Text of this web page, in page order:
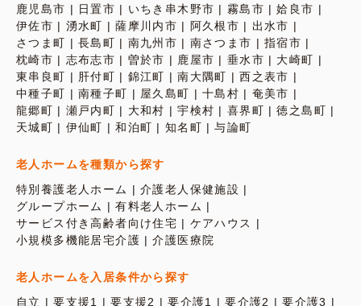
鹿児島市
日置市 いちき串木野市 霧島市
姶良市
伊佐市
湧水町 薩摩川内市 阿久根市
出水市
さつま町
長島町 南九州市 南さつま市
指宿市
枕崎市
志布志市 曽於市 鹿屋市 垂水市
大崎町
東串良町
肝付町 錦江町 南大隅町
西之表市
中種子町
南種子町 屋久島町 十島村
奄美市
龍郷町
瀬戸内町 大和村 宇検村 喜界町
徳之島町
天城町
伊仙町 和泊町 知名町 与論町
老人ホームを種類から探す
特別養護老人ホーム
介護老人保健施設
グループホーム
有料老人ホーム
サービス付き高齢者向け住宅
ケアハウス
小規模多機能居宅介護
介護医療院
老人ホームを入居条件から探す
自立
要支援1 要支援2 要介護1 要介護2
要介護3